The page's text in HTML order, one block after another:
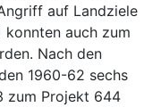
auf Landziele
konnten auch zum
Nach den
1960-62 sechs
zum Projekt 644